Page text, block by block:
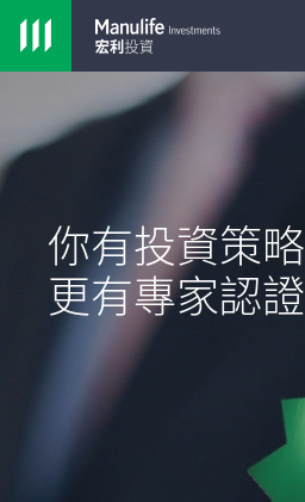
你有投資策略
更有專家認證